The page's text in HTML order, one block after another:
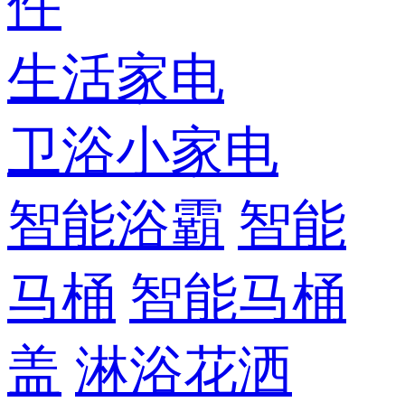
生活家电
卫浴小家电
智能浴霸 智能
马桶 智能马桶
盖 淋浴花洒